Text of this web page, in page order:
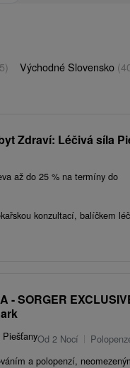
Východné Slovensko
Zdraví: Léčivá síla
až do 25 % na termíny do
konzultací, balíčkem
- SORGER
PiešťanyOd 2 Nocí
a polopenzí,